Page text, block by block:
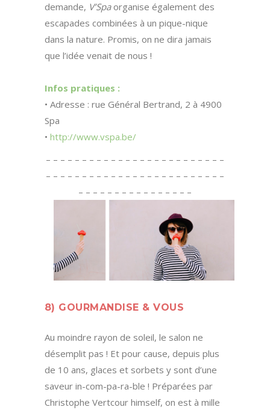
demande, V’Spaorganise également des
escapades combinées à un pique-nique
dans la nature. Promis, on ne dira jamais
que l’idée venait de nous !
Infos pratiques :
• Adresse : rue Général Bertrand, 2 à 4900
Spa
• http://www.vspa.be/
– – – – – – – – – – – – – – – – – – – – – – – – –
– – – – – – – – – – – – – – – – – – – – – – – – –
– – – – – – – – – – – – – – – –
8) GOURMANDISE & VOUS
Au moindre rayon de soleil, le salon ne
désemplit pas ! Et pour cause, depuis plus
de 10 ans, glaces et sorbets y sont d’une
saveur in-com-pa-ra-ble ! Préparées par
Christophe Vertcour himself, on est à mille